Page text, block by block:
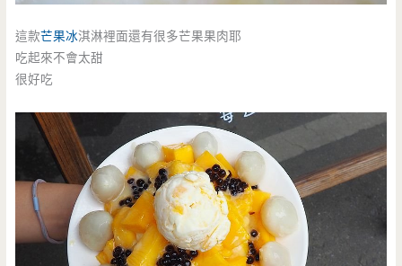
這款芒果冰淇淋裡面還有很多芒果果肉耶
吃起來不會太甜
很好吃